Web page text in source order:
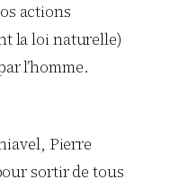
actions
la loi naturelle)
l’homme.
Pierre
sortir de tous